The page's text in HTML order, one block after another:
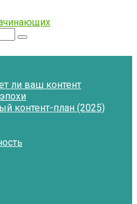
ли ваш контент
контент-план (2025)